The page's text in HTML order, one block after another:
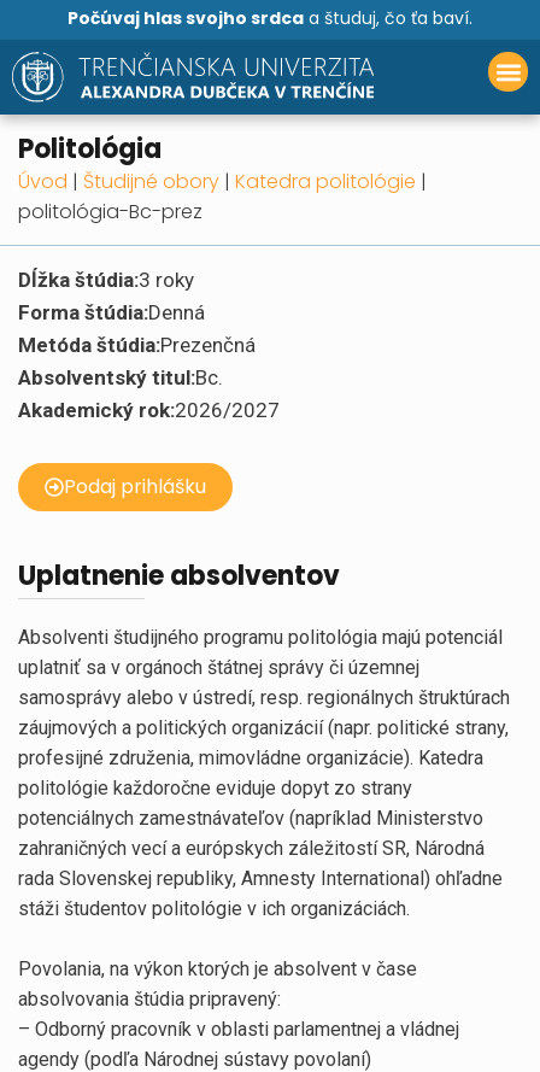
Počúvaj hlas svojho srdca a študuj, čo ťa baví.
politológia
Úvod | Študijné obory | Katedra politológie |
politológia-Bc-prez
Dĺžka štúdia:3 roky
Forma štúdia:Denná
Metóda štúdia:Prezenčná
Absolventský titul:Bc.
Akademický rok:2026/2027
Podaj prihlášku
Uplatnenie absolventov
Absolventi študijného programu politológia majú potenciál
uplatniť sa v orgánoch štátnej správy či územnej
samosprávy alebo v ústredí, resp. regionálnych štruktúrach
záujmových a politických organizácií (napr. politické strany,
profesijné združenia, mimovládne organizácie). Katedra
politológie každoročne eviduje dopyt zo strany
potenciálnych zamestnávateľov (napríklad Ministerstvo
zahraničných vecí a európskych záležitostí SR, Národná
rada Slovenskej republiky, Amnesty International) ohľadne
stáži študentov politológie v ich organizáciách.
Povolania, na výkon ktorých je absolvent v čase
absolvovania štúdia pripravený:
– Odborný pracovník v oblasti parlamentnej a vládnej
agendy (podľa Národnej sústavy povolaní)